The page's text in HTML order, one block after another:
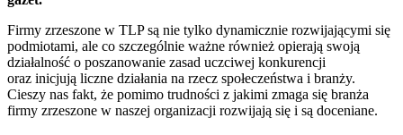
Firmy zrzeszone w TLP są nie tylko dynamicznie rozwijającymi się
podmiotami, ale co szczególnie ważne również opierają swoją
działalność o poszanowanie zasad uczciwej konkurencji
oraz inicjują liczne działania na rzecz społeczeństwa i branży.
Cieszy nas fakt, że pomimo trudności z jakimi zmaga się branża
firmy zrzeszone w naszej organizacji rozwijają się i są doceniane.